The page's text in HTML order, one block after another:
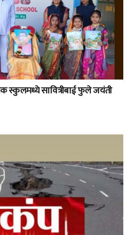
स्कुलमध्ये सावित्रीबाई फुले जयंती